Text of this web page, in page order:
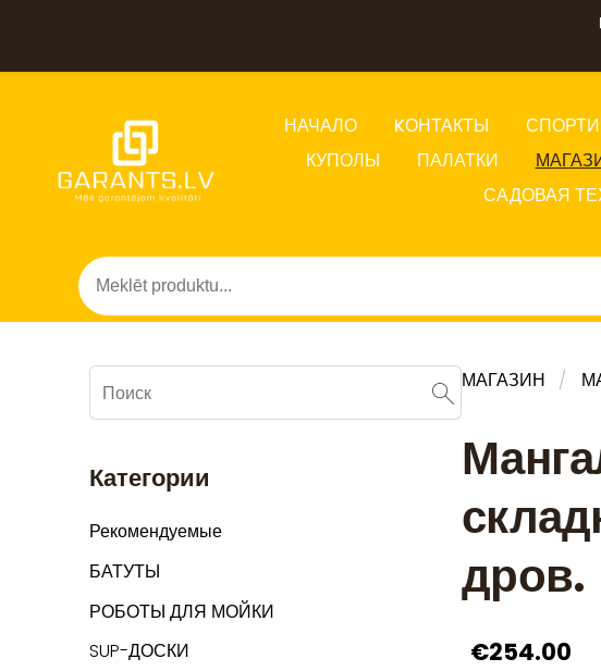
НАЧАЛО KОНТАКТЫ
КУПОЛЫ
ПАЛАТКИ
САДОВАЯ
Категории
Рекомендуемые
БАТУТЫ
РОБОТЫ ДЛЯ МОЙКИ
SUP-ДОСКИ
МАГАЗИН
дров.
€254.00